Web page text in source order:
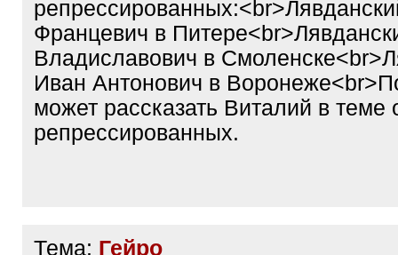
Францевич в
Владиславович в
Иван Антонович в
может рассказать Виталий в теме
репрессированных.
Тема: Гейро